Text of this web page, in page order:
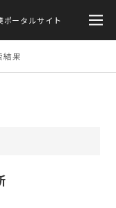
ポータルサイト
結果